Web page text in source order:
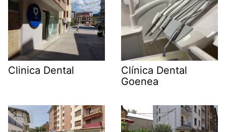
Clinica Dental
Clínica Dental
Goenea